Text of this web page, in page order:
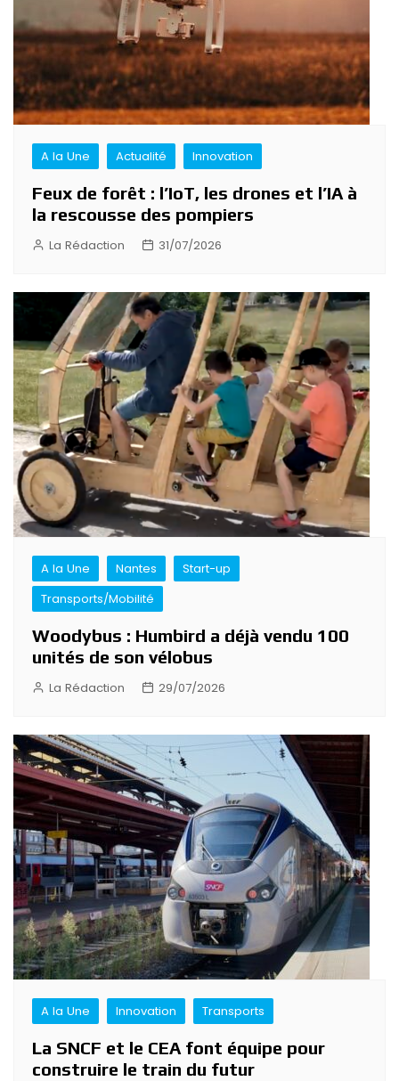
A la Une Actualité Innovation
Feux de forêt : l’IoT, les drones et l’IA à
la rescousse des pompiers
La Rédaction 31/07/2026
A la Une Nantes
Start-up
Transports/Mobilité
Woodybus : Humbird a déjà vendu 100
unités de son vélobus
La Rédaction 29/07/2026
A la Une Innovation Transports
La SNCF et le CEA font équipe pour
construire le train du futur